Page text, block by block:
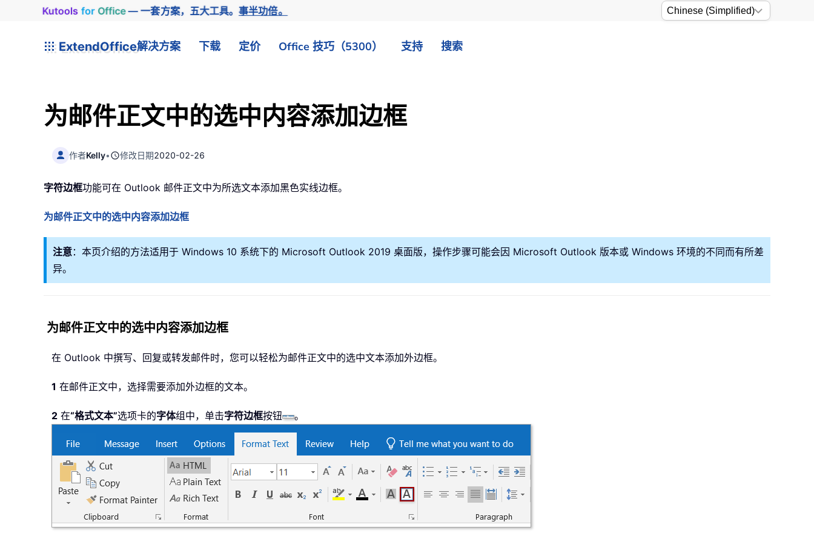
Kutools for Office— 一套方案，五大工具。事半功倍。
ExtendOffice解决方案 下载 定价 Office 技巧（5300） 支持 搜索
为邮件正文中的选中内容添加边框
作者Kelly• 修改日期2020-02-26
字符边框功能可在 Outlook 邮件正文中为所选文本添加黑色实线边框。
为邮件正文中的选中内容添加边框
注意：本页介绍的方法适用于 Windows 10 系统下的 Microsoft Outlook 2019 桌面版，操作步骤可能会因 Microsoft Outlook 版本或 Windows 环境的不同而有所差
异。
为邮件正文中的选中内容添加边框
在 Outlook 中撰写、回复或转发邮件时，您可以轻松为邮件正文中的选中文本添加外边框。
1 在邮件正文中，选择需要添加外边框的文本。
2 在“格式文本”选项卡的字体组中，单击字符边框按钮 。